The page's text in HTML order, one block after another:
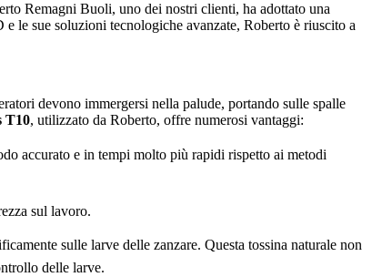
Remagni Buoli, uno dei nostri clienti, ha adottato una
le sue soluzioni tecnologiche avanzate, Roberto è riuscito a
devono immergersi nella palude, portando sulle spalle
T10, utilizzato da Roberto, offre numerosi vantaggi:
accurato e in tempi molto più rapidi rispetto ai metodi
sul lavoro.
sulle larve delle zanzare. Questa tossina naturale non
delle larve.